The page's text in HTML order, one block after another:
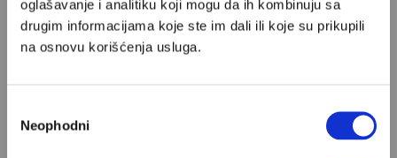
oglašavanje i analitiku koji mogu da ih kombinuju sa
drugim informacijama koje ste im dali ili koje su prikupili
na osnovu korišćenja usluga.
сагласности
Neophodni
Pretplata
Slobodan Vujanović
je one-man-popkulturni vodič. Sa